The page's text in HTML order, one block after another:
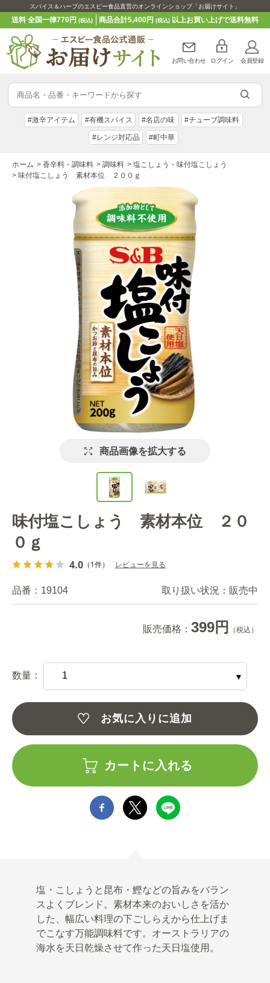
スパイス＆ハーブのエスビー食品直営のオンラインショップ「お届けサイト」
送料 全国一律770円(税込) 商品合計5,400円 (税込)以上お買い上げで送料無料
お問い合わせ ログイン 会員登録
#激辛アイテム #有機スパイス #名店の味 #チューブ調味料
#レンジ対応品 #町中華
ホーム > 香辛料・調味料 > 調味料 > 塩こしょう・味付塩こしょう
> 味付塩こしょう 素材本位 ２００ｇ
商品画像を拡大する
味付塩こしょう 素材本位 ２０
０ｇ
4.0 （1件） レビューを見る
品番： 19104 取り扱い状況： 販売中
販売価格： 399円 （税込）
数量：
お気に入りに追加
カートに入れる
塩・こしょうと昆布・鰹などの旨みをバラン
スよくブレンド。素材本来のおいしさを活か
した、幅広い料理の下ごしらえから仕上げま
でこなす万能調味料です。オーストラリアの
海水を天日乾燥させて作った天日塩使用。